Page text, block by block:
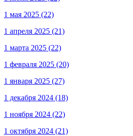
1 мая 2025 (22)
1 апреля 2025 (21)
1 марта 2025 (22)
1 февраля 2025 (20)
1 января 2025 (27)
1 декабря 2024 (18)
1 ноября 2024 (22)
1 октября 2024 (21)